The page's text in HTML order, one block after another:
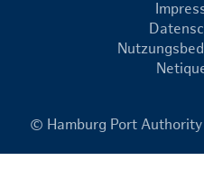
© Hamburg Port